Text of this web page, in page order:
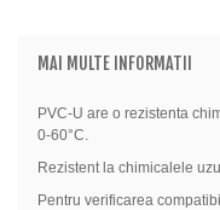
MAI MULTE INFORMATII
PVC-U are o rezistenta
0-60°C.
Rezistent la chimicalele
Pentru verificarea